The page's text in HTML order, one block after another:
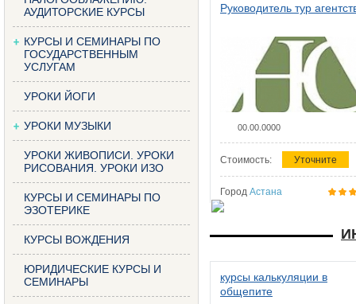
АУДИТОРСКИЕ КУРСЫ
КУРСЫ И СЕМИНАРЫ ПО
ГОСУДАРСТВЕННЫМ
УСЛУГАМ
УРОКИ ЙОГИ
УРОКИ МУЗЫКИ
УРОКИ ЖИВОПИСИ. УРОКИ
РИСОВАНИЯ. УРОКИ ИЗО
КУРСЫ И СЕМИНАРЫ ПО
ЭЗОТЕРИКЕ
КУРСЫ ВОЖДЕНИЯ
ЮРИДИЧЕСКИЕ КУРСЫ И
СЕМИНАРЫ
Руководитель тур
00.00.0000
Стоимость: Уточните
Город Астана
курсы калькуляции в
общепите